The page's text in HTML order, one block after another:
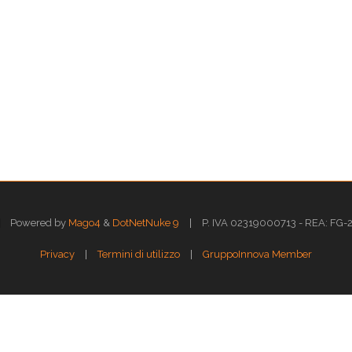
Powered by Mago4 & DotNetNuke 9 | P. IVA 02319000713 - REA:
Privacy | Termini di utilizzo | GruppoInnova Member